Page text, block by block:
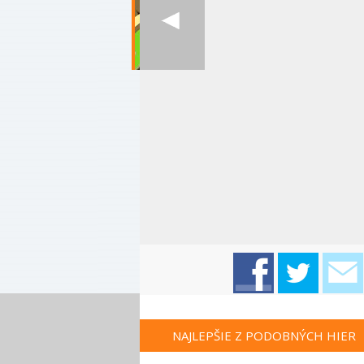
NAJLEPŠIE Z PODOBNÝCH HIER